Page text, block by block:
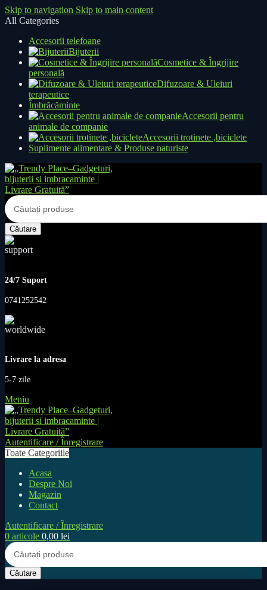
Skip to navigation Skip to main content
All Categories
Accesorii telefoane
Bijuterii
Cosmetice & Îngrijire
personală
Difuzoare & Uleiuri
terapeutice
Îmbrăcăminte
Accesorii pentru
animale de companie
Accesorii trotinete ,biciclete
Suplimente alimentare & Produse naturiste
Căutare
24/7 Suport
0741252542
Livrare la adresa
5-7 zile
Meniu
Autentificare / Înregistrare
Toate Categoriile
Acasa
Despre Noi
Magazin
Contact
Autentificare / Înregistrare
0 articole 0,00 lei
Căutare